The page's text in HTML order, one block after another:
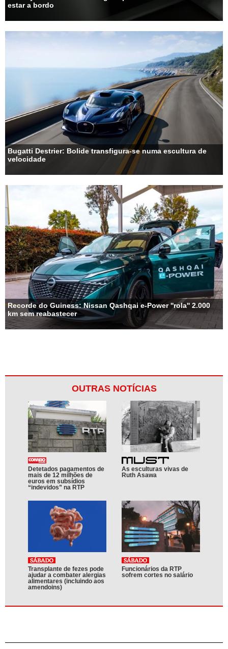
estar a bordo
Bugatti Destrier: Bolide transfigura-se numa escultura de
velocidade
Recorde do Guiness: Nissan Qashqai e-Power ''rola'' 2.000
km sem reabastecer
OUTRAS NOTÍCIAS
Detetados pagamentos de
mais de 12 milhões de
euros em subsídios
“indevidos” na RTP
As esculturas vivas de
Ruth Asawa
Transplante de fezes pode
ajudar a combater alergias
alimentares (incluindo aos
amendoins)
Funcionários da RTP
sofrem cortes no salário